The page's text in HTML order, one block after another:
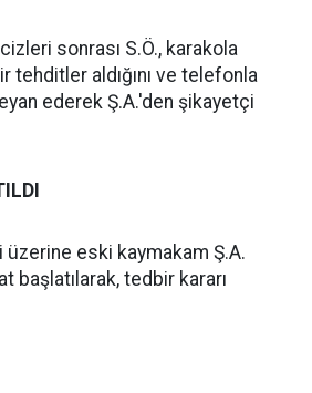
sonrası S.Ö., karakola
tehditler aldığını ve telefonla
ederek Ş.A.'den şikayetçi
eski kaymakam Ş.A.
başlatılarak, tedbir kararı